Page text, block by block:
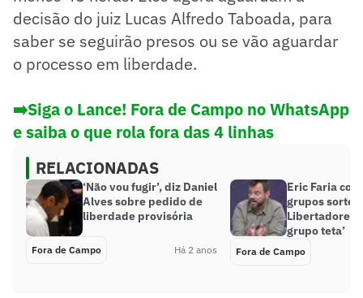
decisão do juiz Lucas Alfredo Taboada, para
saber se seguirão presos ou se vão aguardar
o processo em liberdade.
➡️Siga o Lance! Fora de Campo no WhatsApp
e saiba o que rola fora das 4 linhas
RELACIONADAS
‘Não vou fugir’, diz Daniel
Alves sobre pedido de
liberdade provisória
Fora de Campo Há 2 anos
Eric Faria
grupos
Libertadores:
grupo teta’
Fora de Campo